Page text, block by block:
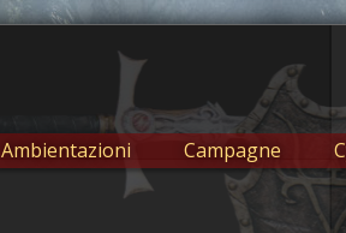
Ambientazioni Campagne